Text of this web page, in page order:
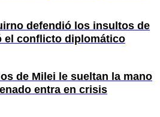
defendió los insultos de
el conflicto diplomático
de Milei le sueltan la mano
entra en crisis